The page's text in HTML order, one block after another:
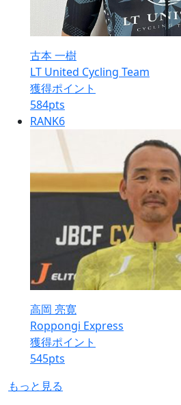
古本 一樹
LT United Cycling Team
獲得ポイント
584pts
RANK6
高岡 亮寛
Roppongi Express
獲得ポイント
545pts
もっと見る